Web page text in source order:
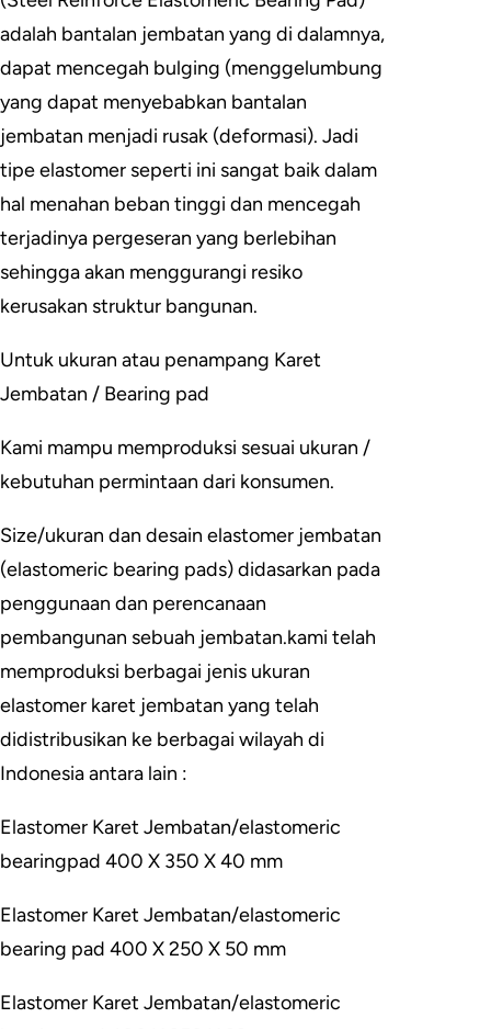
adalah bantalan jembatan yang di dalamnya,
dapat mencegah bulging (menggelumbung
yang dapat menyebabkan bantalan
jembatan menjadi rusak (deformasi). Jadi
tipe elastomer seperti ini sangat baik dalam
hal menahan beban tinggi dan mencegah
terjadinya pergeseran yang berlebihan
sehingga akan menggurangi resiko
kerusakan struktur bangunan.
Untuk ukuran atau penampang Karet
Jembatan / Bearing pad
Kami mampu memproduksi sesuai ukuran /
kebutuhan permintaan dari konsumen.
Size/ukuran dan desain elastomer jembatan
(elastomeric bearing pads) didasarkan pada
penggunaan dan perencanaan
pembangunan sebuah jembatan.kami telah
memproduksi berbagai jenis ukuran
elastomer karet jembatan yang telah
didistribusikan ke berbagai wilayah di
Indonesia antara lain :
Elastomer Karet Jembatan/elastomeric
bearingpad 400 X 350 X 40 mm
Elastomer Karet Jembatan/elastomeric
bearing pad 400 X 250 X 50 mm
Elastomer Karet Jembatan/elastomeric